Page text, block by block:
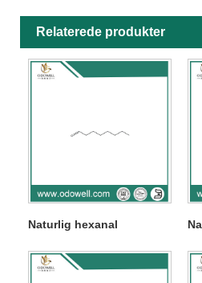
Relaterede produkter
Naturlig hexanal